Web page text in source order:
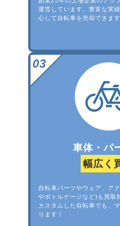
運営しています。豊富な実
心して自転車を売却できます
車体・パ
幅広く
自転車パーツやウェア、ア
やボトルゲージなど)も買取
カスタムした自転車でも、
ります！